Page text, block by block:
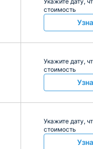
стоимость
Укажите дату,
стоимость
Укажите дату,
стоимость